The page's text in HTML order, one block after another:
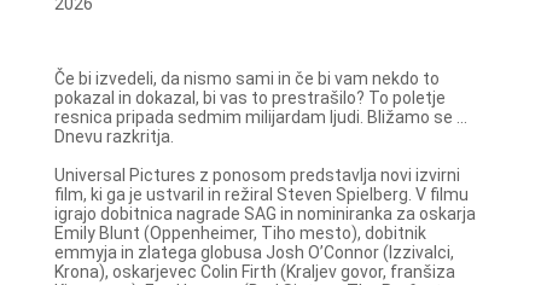
Če bi izvedeli, da nismo sami in če bi vam nekdo to
pokazal in dokazal, bi vas to prestrašilo? To poletje
resnica pripada sedmim milijardam ljudi. Bližamo se ...
Dnevu razkritja.
Universal Pictures z ponosom predstavlja novi izvirni
film, ki ga je ustvaril in režiral Steven Spielberg. V filmu
igrajo dobitnica nagrade SAG in nominiranka za oskarja
Emily Blunt (Oppenheimer, Tiho mesto), dobitnik
emmyja in zlatega globusa Josh O’Connor (Izzivalci,
Krona), oskarjevec Colin Firth (Kraljev govor, franšiza